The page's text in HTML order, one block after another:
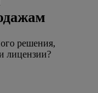
решения,
лицензии?